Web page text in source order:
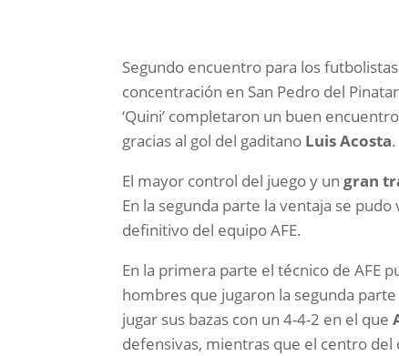
Segundo encuentro para los
concentración en San Pedro del
‘Quini’ completaron un buen
gracias al gol del gaditano Luis Acosta.
El mayor control del juego y ungran
En la segunda parte la ventaja se
definitivo del equipo AFE.
En la primera parte el técnico de AFE
hombres que jugaron la segunda
jugar sus bazas con un 4-4-2 en el que
defensivas, mientras que el centro